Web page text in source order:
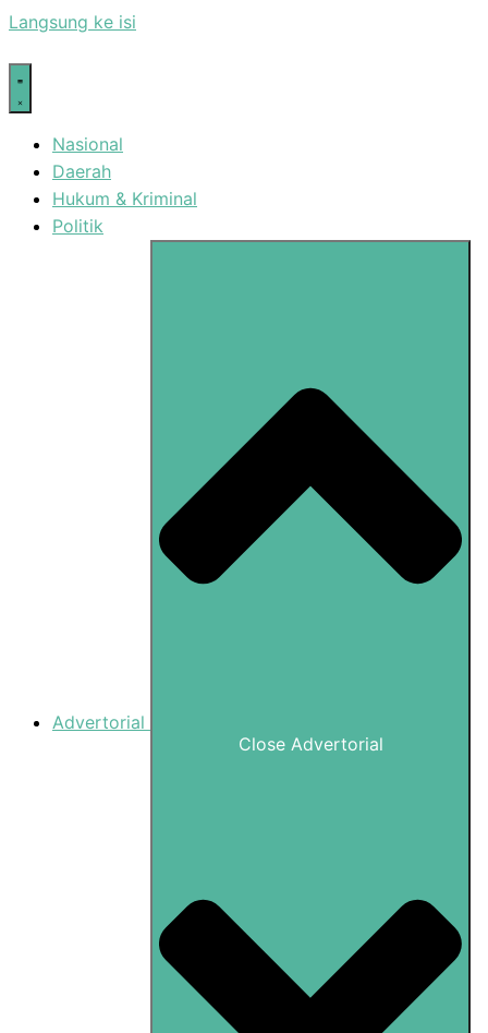
Langsung ke isi
Nasional
Daerah
Hukum & Kriminal
Politik
Advertorial
Close Advertorial